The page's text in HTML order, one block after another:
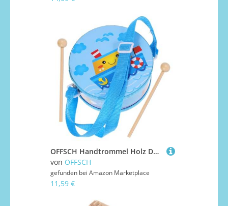
OFFSCH Handtrommel Holz Doppelseitig Percussion Musikinstrument Kompakt Langlebig Geeignet für Schulband Familienfeier Kirchenveranstaltung Blaues Schiff Design
von OFFSCH
gefunden bei Amazon Marketplace
11,59 €